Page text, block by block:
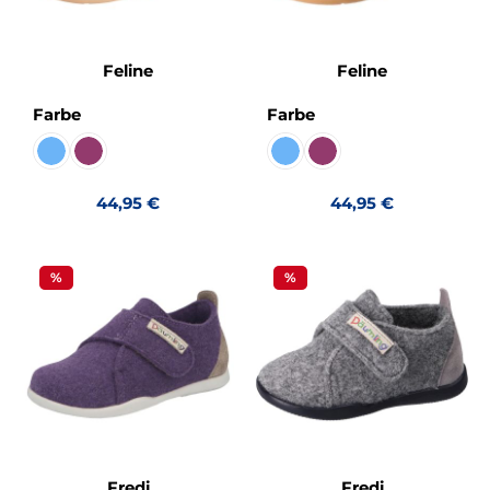
Feline
Farbeauswählen
Sentido cielo Futterlos
Sentido lila
Regulärer Preis:
44,95 €
Feline
Farbeauswählen
Sentido cielo Futterlos
Sentido lila
Regulärer Preis:
44,95 €
% %